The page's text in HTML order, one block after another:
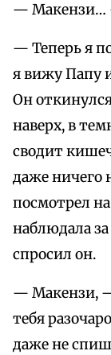
— Макензи…
— Теперь я
я вижу Папу
Он
наверх, в
сводит
даже ничего
посмотрел
наблюдала
спросил он.
— Макензи,
тебя
даже не